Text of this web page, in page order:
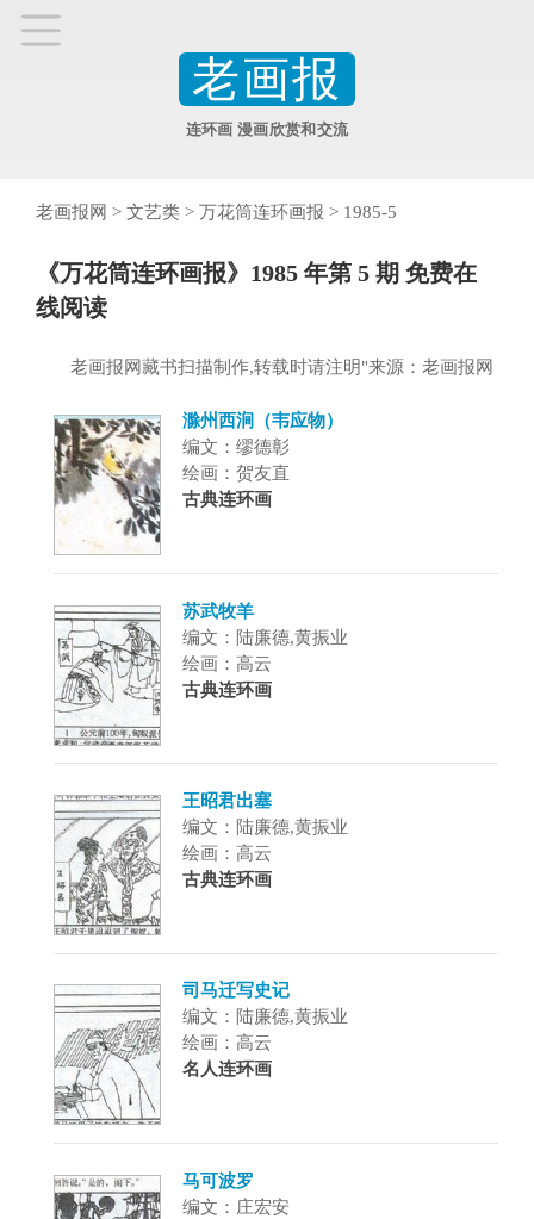
老画报
连环画 漫画欣赏和交流
老画报网 > 文艺类 > 万花筒连环画报 > 1985-5
《万花筒连环画报》1985 年第 5 期 免费在
线阅读
老画报网藏书扫描制作,转载时请注明"来源：老画报网
滁州西涧（韦应物）
编文：缪德彰
绘画：贺友直
古典连环画
苏武牧羊
编文：陆廉德,黄振业
绘画：高云
古典连环画
王昭君出塞
编文：陆廉德,黄振业
绘画：高云
古典连环画
司马迁写史记
编文：陆廉德,黄振业
绘画：高云
名人连环画
马可波罗
编文：庄宏安